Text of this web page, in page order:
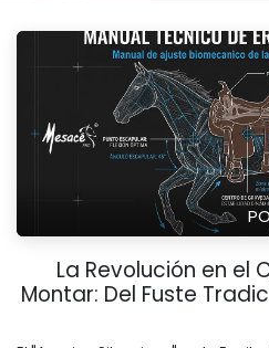
La Revolución en el
Montar: Del Fuste